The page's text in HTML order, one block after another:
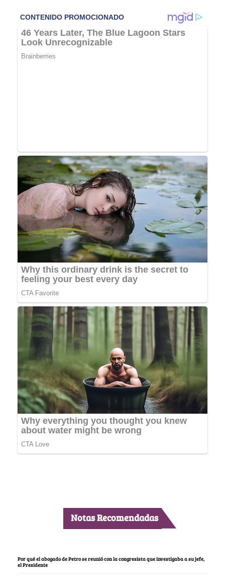
Notas Recomendadas
Por qué el abogado de Petro se reunió con la congresista que investigaba a su jefe,
el Presidente